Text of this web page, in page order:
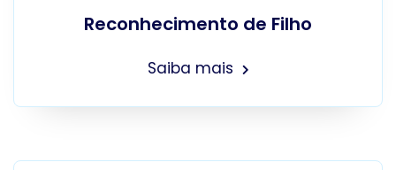
Reconhecimento de Filho
Saiba mais